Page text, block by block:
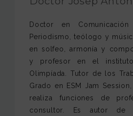
Doctor en
Periodismo, teólogo y
en solfeo, armonía y
y profesor en el
Olimpíada. Tutor de los
Grado en ESM Jam
realiza funciones de
consultor. Es autor